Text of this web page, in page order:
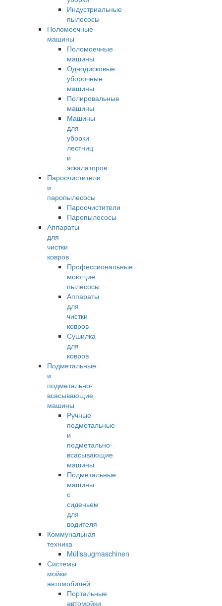
Индустриальные
пылесосы
Поломоечные
машины
Поломоечные
машины
Однодисковые
уборочные
машины
Полировальные
машины
Машины
для
уборки
лестниц
и
эскалаторов
Пароочистители
и
паропылесосы
Пароочистители
Паропылесосы
Аппараты
для
чистки
ковров
Профессиональные
моющие
пылесосы
Аппараты
для
чистки
ковров
Сушилка
для
ковров
Подметальные
и
подметально-
всасывающие
машины
Ручные
подметальные
и
подметально-
всасывающие
машины
Подметальные
машины
с
сиденьем
для
водителя
Коммунальная
техника
Müllsaugmaschinen
Системы
мойки
автомобилей
Портальные
автомойки